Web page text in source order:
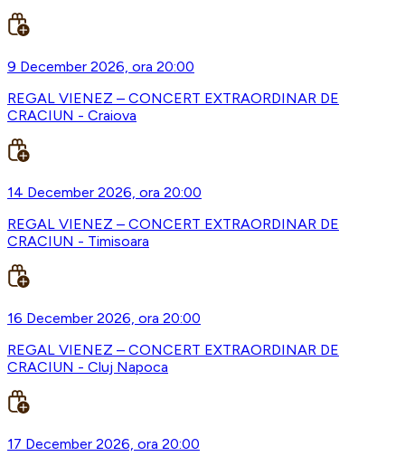
9 December 2026, ora 20:00
REGAL VIENEZ – CONCERT EXTRAORDINAR DE
CRACIUN - Craiova
14 December 2026, ora 20:00
REGAL VIENEZ – CONCERT EXTRAORDINAR DE
CRACIUN - Timisoara
16 December 2026, ora 20:00
REGAL VIENEZ – CONCERT EXTRAORDINAR DE
CRACIUN - Cluj Napoca
17 December 2026, ora 20:00